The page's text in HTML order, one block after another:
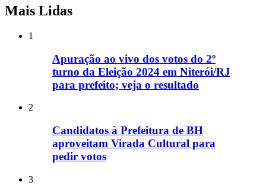
Mais Lidas
1
Apuração ao vivo dos votos do 2º
turno da Eleição 2024 em Niterói/RJ
para prefeito; veja o resultado
2
Candidatos à Prefeitura de BH
aproveitam Virada Cultural para
pedir votos
3